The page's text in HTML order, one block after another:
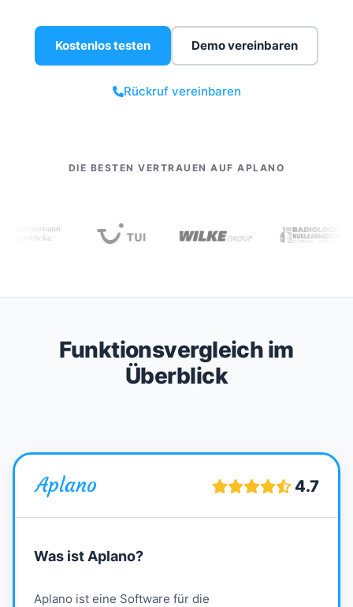
Kostenlos testen Demo vereinbaren
Rückruf vereinbaren
DIE BESTEN VERTRAUEN AUF APLANO
Funktionsvergleich im
Überblick
4.7
Was ist Aplano?
Aplano ist eine Software für die